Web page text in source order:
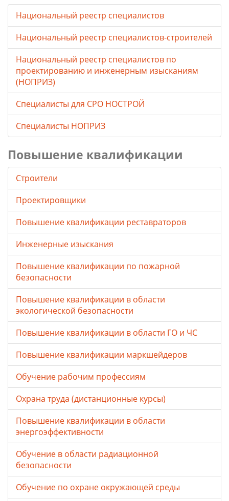
Национальный реестр специалистов
Национальный реестр специалистов-строителей
Национальный реестр специалистов по
проектированию и инженерным изысканиям
(НОПРИЗ)
Специалисты для СРО НОСТРОЙ
Специалисты НОПРИЗ
Повышение квалификации
Строители
Проектировщики
Повышение квалификации реставраторов
Инженерные изыскания
Повышение квалификации по пожарной
безопасности
Повышение квалификации в области
экологической безопасности
Повышение квалификации в области ГО и ЧС
Повышение квалификации маркшейдеров
Обучение рабочим профессиям
Охрана труда (дистанционные курсы)
Повышение квалификации в области
энергоэффективности
Обучение в области радиационной
безопасности
Обучение по охране окружающей среды